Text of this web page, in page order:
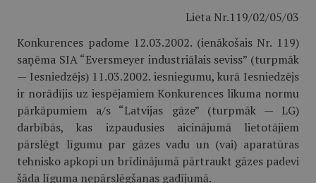
Lieta Nr.119/02/05/03
Konkurences padome 12.03.2002. (ienākošais Nr. 119)
saņēma SIA “Eversmeyer industriālais seviss” (turpmāk
— Iesniedzējs) 11.03.2002. iesniegumu, kurā Iesniedzējs
ir norādījis uz iespējamiem Konkurences likuma normu
pārkāpumiem a/s “Latvijas gāze” (turpmāk — LG)
darbībās, kas izpaudusies aicinājumā lietotājiem
pārslēgt līgumu par gāzes vadu un (vai) aparatūras
tehnisko apkopi un brīdinājumā pārtraukt gāzes padevi
šāda līguma nepārslēgšanas gadījumā.